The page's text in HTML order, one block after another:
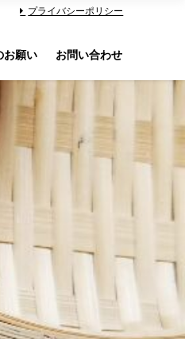
プライバシーポリシー
お願い お問い合わせ